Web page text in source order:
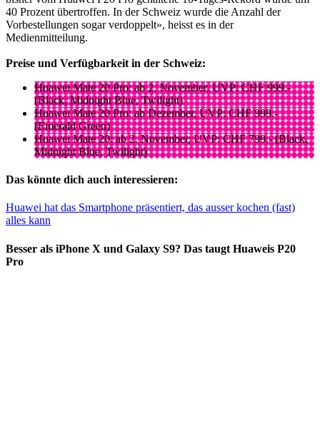
40 Prozent übertroffen. In der Schweiz wurde die Anzahl der
Vorbestellungen sogar verdoppelt», heisst es in der
Medienmitteilung.
Preise und Verfügbarkeit in der Schweiz:
Huawei Mate 20 Pro: ab 2. November, UVP: CHF 999.-
(Black, Midnight Blue, Twilight)
Huawei Mate 20 Pro: ab Dezember, UVP: CHF 999.-
(Emerald Green)
Huawei Mate 20: ab 2. November, UVP: CHF 799.- (Black,
Midnight Blue, Twilight)
Das könnte dich auch interessieren:
Huawei hat das Smartphone präsentiert, das ausser kochen (fast)
alles kann
Besser als iPhone X und Galaxy S9? Das taugt Huaweis P20
Pro